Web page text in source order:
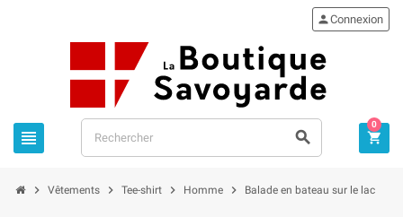
 
Connexion

0
 Vêtements  Tee-shirt  Homme  Balade en bateau sur le lac